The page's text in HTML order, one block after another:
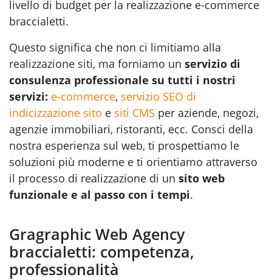
livello di budget per la realizzazione e-commerce
braccialetti.
Questo significa che non ci limitiamo alla
realizzazione siti, ma forniamo un servizio di
consulenza professionale su tutti i nostri
servizi: e-commerce, servizio SEO di
indicizzazione sito e siti CMS per aziende, negozi,
agenzie immobiliari, ristoranti, ecc. Consci della
nostra esperienza sul web, ti prospettiamo le
soluzioni più moderne e ti orientiamo attraverso
il processo di realizzazione di un sito web
funzionale e al passo con i tempi.
Gragraphic Web Agency
braccialetti: competenza,
professionalità